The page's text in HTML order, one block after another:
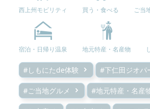
西上州モビリティ 買う・食べる ご当
宿泊・日帰り温泉 地元特産・名産物
#しもにたde体験 #下仁田ジオパ
#ご当地グルメ #地元特産・名産